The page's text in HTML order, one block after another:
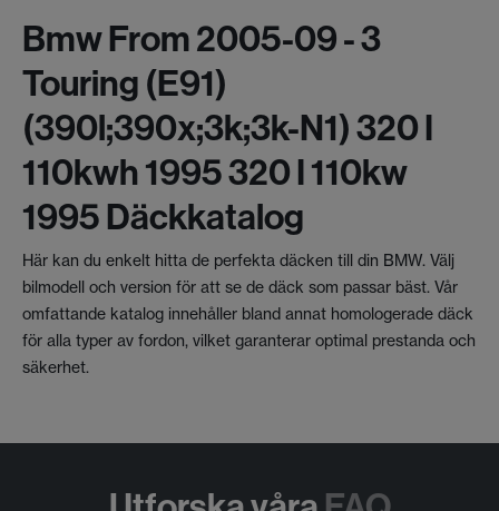
Bmw From 2005-09 - 3
Touring (e91)
(390l;390x;3k;3k-N1) 320 I
110kwh 1995 320 I 110kw
1995 Däckkatalog
Här kan du enkelt hitta de perfekta däcken till din BMW. Välj
bilmodell och version för att se de däck som passar bäst. Vår
omfattande katalog innehåller bland annat homologerade däck
för alla typer av fordon, vilket garanterar optimal prestanda och
säkerhet.